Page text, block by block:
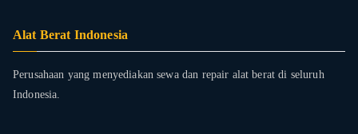
Alat Berat Indonesia
Perusahaan yang menyediakan sewa dan repair alat berat di seluruh
Indonesia.